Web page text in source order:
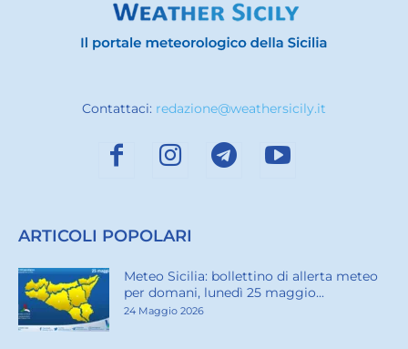
Contattaci: redazione@weathersicily.it
ARTICOLI POPOLARI
Meteo Sicilia: bollettino di allerta meteo
per domani, lunedì 25 maggio...
24 Maggio 2026